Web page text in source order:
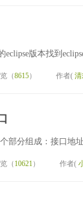
版本找到
（8615） 作者(
部分组成：接口地
（ 10621） 作者(